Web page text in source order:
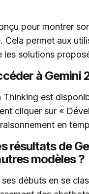
pour montrer
Cela permet aux
les solutions
à Gemini
Thinking est
cliquer sur «
en
résultats de
modèles ?
débuts en se